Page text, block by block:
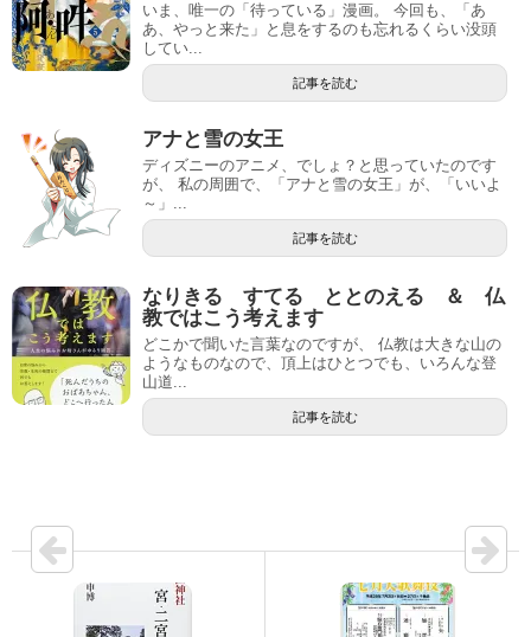
いま、唯一の「待っている」漫画。 今回も、「あ
あ、やっと来た」と息をするのも忘れるくらい没頭
してい...
記事を読む
アナと雪の女王
ディズニーのアニメ、でしょ？と思っていたのです
が、 私の周囲で、「アナと雪の女王」が、「いいよ
～」...
記事を読む
なりきる すてる ととのえる ＆ 仏
教ではこう考えます
どこかで聞いた言葉なのですが、 仏教は大きな山の
ようなものなので、頂上はひとつでも、いろんな登
山道...
記事を読む